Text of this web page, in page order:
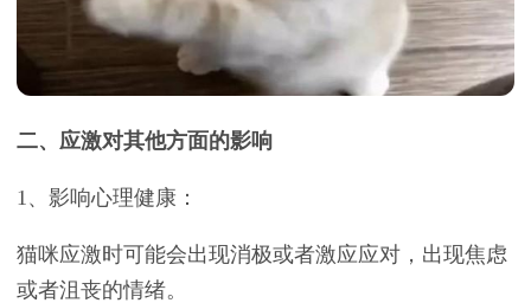
二、应激对其他方面的影响
1、影响心理健康：
猫咪应激时可能会出现消极或者激应应对，出现焦虑
或者沮丧的情绪。